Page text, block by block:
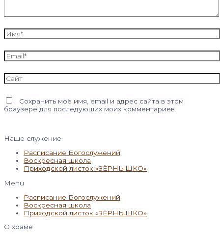
Имя*
Email*
Сайт
Сохранить моё имя, email и адрес сайта в этом
браузере для последующих моих комментариев.
Наше служение
Расписание Богослужений
Воскресная школа
Приходской листок «ЗЁРНЫШКО»
Menu
Расписание Богослужений
Воскресная школа
Приходской листок «ЗЁРНЫШКО»
О храме